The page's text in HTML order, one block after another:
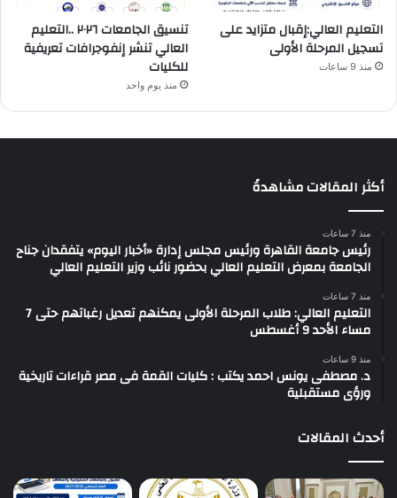
التعليم العالي:إقبال متزايد على
تسجيل المرحلة الأولى
منذ 9 ساعات
تنسيق الجامعات ٢٠٢٦ ..التعليم
العالي تنشر إنفوجرافات تعريفية
للكليات
منذ يوم واحد
أكثر المقالات مشاهدةً
منذ 7 ساعات
رئيس جامعة القاهرة ورئيس مجلس إدارة «أخبار اليوم» يتفقدان جناح
الجامعة بمعرض التعليم العالي بحضور نائب وزير التعليم العالي
منذ 7 ساعات
التعليم العالي: طلاب المرحلة الأولى يمكنهم تعديل رغباتهم حتى 7
مساء الأحد 9 أغسطس
منذ 9 ساعات
د. مصطفى يونس احمد يكتب : كليات القمة فى مصر قراءات تاريخية
ورؤى مستقبلية
أحدث المقالات